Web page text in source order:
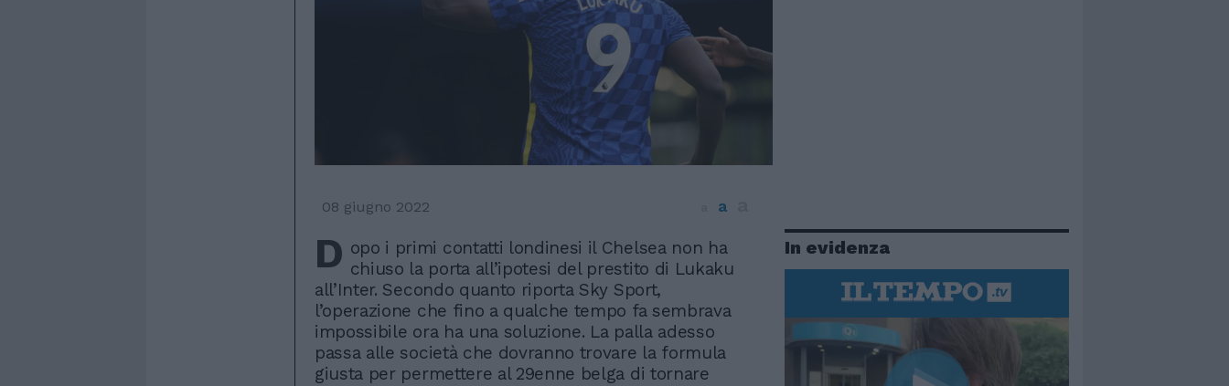
08 giugno 2022 a
D opo i primi contatti londinesi il Chelsea non ha
chiuso la porta all’ipotesi del prestito di Lukaku
all’Inter. Secondo quanto riporta Sky Sport,
l’operazione che fino a qualche tempo fa sembrava
impossibile ora ha una soluzione. La palla adesso
passa alle società che dovranno trovare la formula
giusta per permettere al 29enne belga di tornare
In evidenza